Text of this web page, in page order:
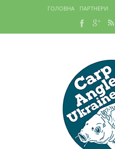
ГОЛОВНА ПАРТНЕРИ